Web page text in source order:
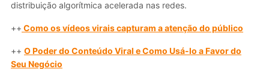
distribuição algorítmica acelerada nas redes.
++ Como os vídeos virais capturam a atenção do público
++ O Poder do Conteúdo Viral e Como Usá-lo a Favor do
Seu Negócio